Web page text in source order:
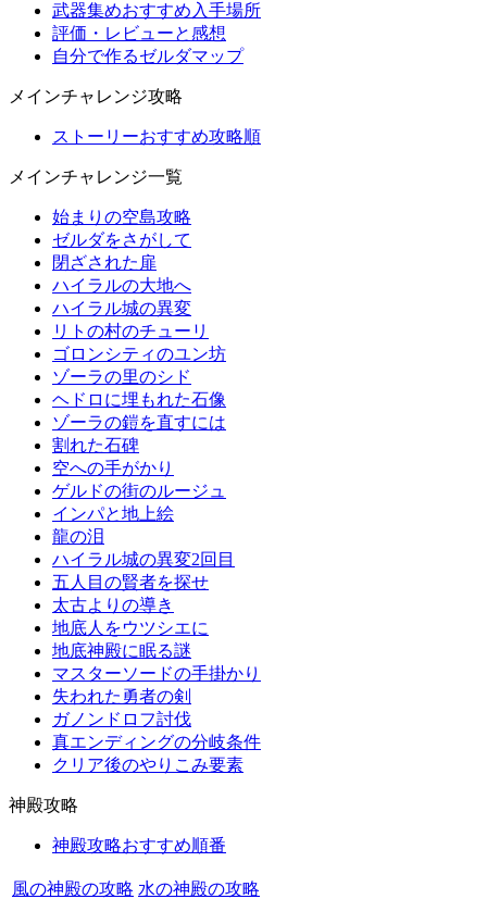
武器集めおすすめ入手場所
評価・レビューと感想
自分で作るゼルダマップ
メインチャレンジ攻略
ストーリーおすすめ攻略順
メインチャレンジ一覧
始まりの空島攻略
ゼルダをさがして
閉ざされた扉
ハイラルの大地へ
ハイラル城の異変
リトの村のチューリ
ゴロンシティのユン坊
ゾーラの里のシド
ヘドロに埋もれた石像
ゾーラの鎧を直すには
割れた石碑
空への手がかり
ゲルドの街のルージュ
インパと地上絵
龍の泪
ハイラル城の異変2回目
五人目の賢者を探せ
太古よりの導き
地底人をウツシエに
地底神殿に眠る謎
マスターソードの手掛かり
失われた勇者の剣
ガノンドロフ討伐
真エンディングの分岐条件
クリア後のやりこみ要素
神殿攻略
神殿攻略おすすめ順番
風の神殿の攻略 水の神殿の攻略